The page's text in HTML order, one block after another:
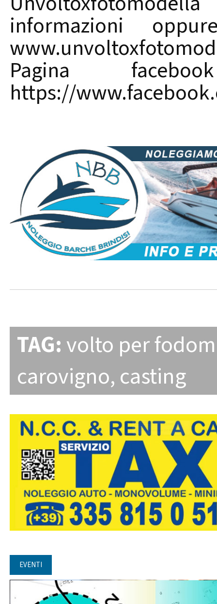
informazioni
Pagina
https://
TAG: volto per
carovigno, casting
EVENTI